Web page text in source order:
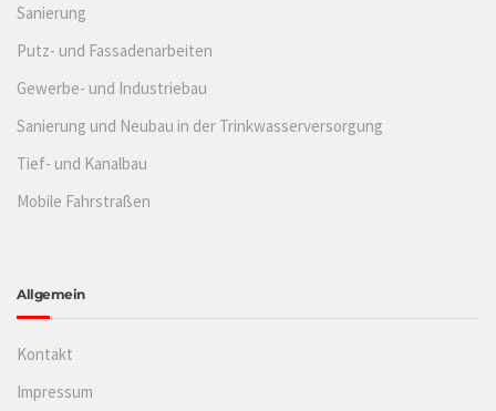
Sanierung
Putz- und Fassadenarbeiten
Gewerbe- und Industriebau
Sanierung und Neubau in der Trinkwasserversorgung
Tief- und Kanalbau
Mobile Fahrstraßen
Allgemein
Kontakt
Impressum